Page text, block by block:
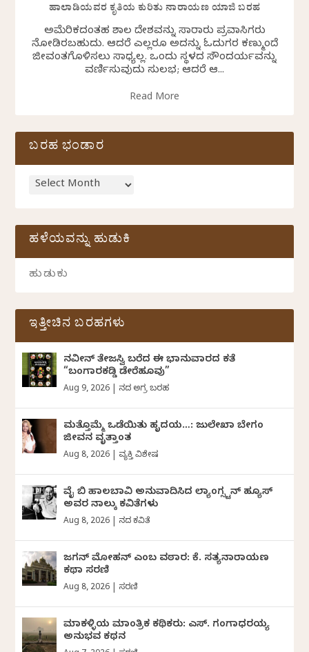
ಹಾಲಾಡಿಯವರ ಕೃತಿಯ ಕುರಿತು ನಾರಾಯಣ ಯಾಜಿ ಬರಹ
ಅಮೆರಿಕದಂತಹ ವಿಶಾಲ ದೇಶವನ್ನು ಸಾವಿರಾರು ಪ್ರವಾಸಿಗರು
ನೋಡಿರಬಹುದು. ಆದರೆ ಎಲ್ಲರೂ ಅದನ್ನು ಓದುಗರ ಕಣ್ಮುಂದೆ
ಜೀವಂತಗೊಳಿಸಲು ಸಾಧ್ಯವಿಲ್ಲ. ಒಂದು ಸ್ಥಳದ ಸೌಂದರ್ಯವನ್ನು
ವರ್ಣಿಸುವುದು ಸುಲಭ; ಆದರೆ ಆ...
Read More
ಬರಹ ಭಂಡಾರ
ಹಳೆಯವನ್ನು ಹುಡುಕಿ
ಇತ್ತೀಚಿನ ಬರಹಗಳು
ನವೀನ್‌ ತೇಜಸ್ವಿ ಬರೆದ ಈ ಭಾನುವಾರದ ಕತೆ
“ಬಂಗಾರಕಡ್ಡಿ ಡೇರೆಹೂವು”
Aug 9, 2026 ದಿನದ ಅಗ್ರ ಬರಹ
ಮತ್ತೊಮ್ಮೆ ಒಡೆಯಿತು ಹೃದಯ…: ಜುಲೇಖಾ ಬೇಗಂ
ಜೀವನ ವೃತ್ತಾಂತ
Aug 8, 2026 ವ್ಯಕ್ತಿ ವಿಶೇಷ
ವೈ ಬಿ ಹಾಲಬಾವಿ ಅನುವಾದಿಸಿದ ಲ್ಯಾಂಗ್ಸ್ಟನ್ ಹ್ಯೂಸ್
ಅವರ ನಾಲ್ಕು ಕವಿತೆಗಳು
Aug 8, 2026 ದಿನದ ಕವಿತೆ
ಜಗನ್‌ ಮೋಹನ್‌ ಎಂಬ ವಠಾರ: ಕೆ. ಸತ್ಯನಾರಾಯಣ
ಕಥಾ ಸರಣಿ
Aug 8, 2026 ಸರಣಿ
ಮಾಕಳ್ಳಿಯ ಮಾಂತ್ರಿಕ ಕಥಿಕರು: ಎಸ್. ಗಂಗಾಧರಯ್ಯ
ಅನುಭವ ಕಥನ